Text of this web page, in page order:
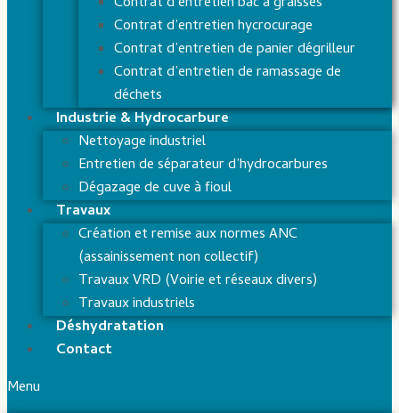
Contrat d’entretien hycrocurage
Contrat d’entretien de panier dégrilleur
Contrat d’entretien de ramassage de
déchets
Industrie & Hydrocarbure
Nettoyage industriel
Entretien de séparateur d’hydrocarbures
Dégazage de cuve à fioul
Travaux
Création et remise aux normes ANC
(assainissement non collectif)
Travaux VRD (Voirie et réseaux divers)
Travaux industriels
Déshydratation
Contact
Menu